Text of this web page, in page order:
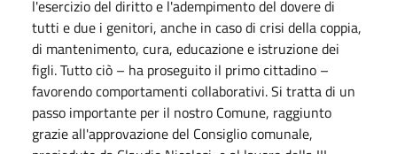
l'esercizio del diritto e l'adempimento del dovere di
tutti e due i genitori, anche in caso di crisi della coppia,
di mantenimento, cura, educazione e istruzione dei
figli. Tutto ciò – ha proseguito il primo cittadino –
favorendo comportamenti collaborativi. Si tratta di un
passo importante per il nostro Comune, raggiunto
grazie all'approvazione del Consiglio comunale,